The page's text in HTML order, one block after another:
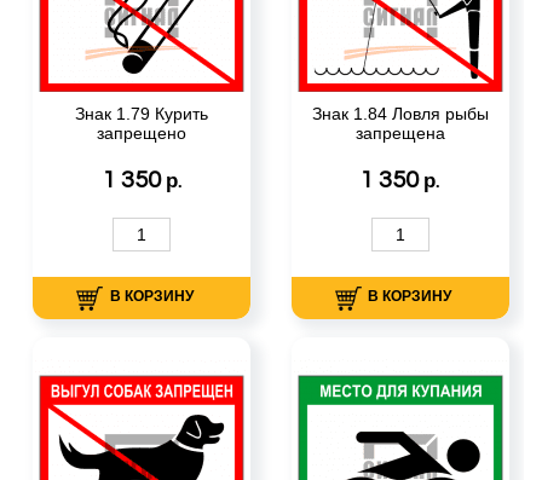
Знак 1.79 Курить
запрещено
1 350 р.
В КОРЗИНУ
Знак 1.84 Ловля рыбы
запрещена
1 350 р.
В КОРЗИНУ